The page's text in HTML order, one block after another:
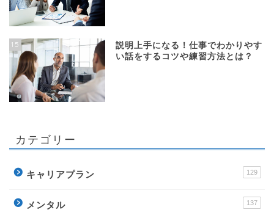
15
説明上手になる！仕事でわかりやす
い話をするコツや練習方法とは？
カテゴリー
キャリアプラン 129
メンタル 137